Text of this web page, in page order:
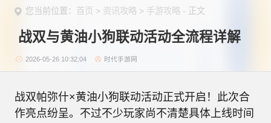
您当前位置： 首页 > 资讯攻略 > 手游攻略 - 正文
战双与黄油小狗联动活动全流程详解
2026-05-26 10:32:04 时代手游网
战双帕弥什×黄油小狗联动活动正式开启！此次合
作亮点纷呈。不过不少玩家尚不清楚具体上线时间